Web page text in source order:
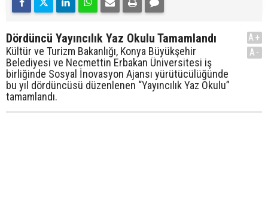
Dördüncü Yayıncılık Yaz Okulu Tamamlandı
Kültür ve Turizm Bakanlığı, Konya Büyükşehir
Belediyesi ve Necmettin Erbakan Üniversitesi iş
birliğinde Sosyal İnovasyon Ajansı yürütücülüğünde
bu yıl dördüncüsü düzenlenen “Yayıncılık Yaz Okulu”
tamamlandı.
A+
A-